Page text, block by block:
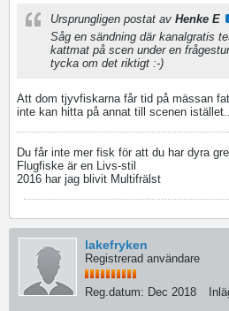
Ursprungligen postat av Henke E
Såg en sändning där kanalgratis
kattmat på scen under en
tycka om det riktigt :-)
Att dom tjyvfiskarna får tid på mässan
inte kan hitta på annat till scenen
Du får inte mer fisk för att du har dyra
Flugfiske är en Livs-stil
2016 har jag blivit Multifrälst
lakefryken
Registrerad användare
Reg.datum: Dec 2018